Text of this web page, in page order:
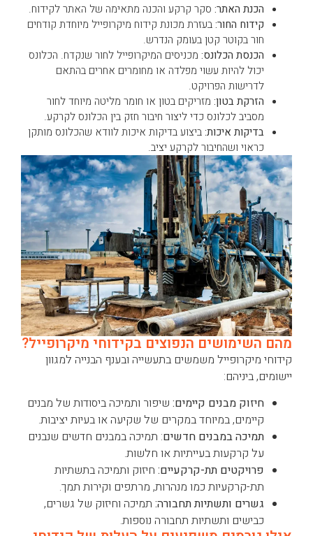
הכנת האתר: סקר קרקע והכנה מתאימה של האתר לקידוח.
קידוח החור:בעזרת מכונת קידוח מיקרופייל מיוחדת קודחים
חור בקוטר קטן בעומק הנדרש.
הכנסת הכלונס: מכניסים המיקרופייל לחור שנקדח. הכלונס
יכול להיות עשוי מפלדה או מחומרים אחרים בהתאם
לדרישות הפרויקט.
הזרקת בטון: מזריקים בטון או חומר מליטה מיוחד לחור
מסביב לכלונס כדי ליצור חיבור חזק בין הכלונס לקרקע.
בדיקות איכות:ביצוע בדיקות איכות לוודא שהכלונס מותקן
כראוי ושהחיבור לקרקע יציב.
מהם השימושים הנפוצים בקידוחי מיקרופייל?
קידוחי מיקרופייל משמשים בתעשייה ובענף הבנייה למגוון
יישומים, ביניהם:
חיזוק מבנים קיימים: שיפור ותמיכה ביסודות של מבנים
קיימים, במיוחד במקרים של שקיעה או בעיות יציבות.
תמיכה במבנים חדשים: תמיכה במבנים חדשים שנבנים
על קרקעות בעייתיות או חלשות.
פרויקטים תת-קרקעיים: חיזוק ותמיכה בתשתיות
תת-קרקעיות כמו מנהרות, מרתפים וקירות תמך.
גשרים ותשתיות תחבורה: תמיכה וחיזוק של גשרים,
כבישים ותשתיות תחבורה נוספות.